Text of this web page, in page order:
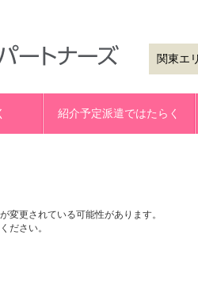
紹介予定派遣ではたらく
変更されている可能性があります。
ださい。